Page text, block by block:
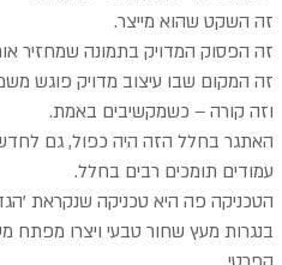
זה השקט שהוא מייצר.
זה הפסוק המדויק בתמונה שמחזיר
זה המקום שבו עיצוב מדויק פוגש
וזה קורה – כשמקשיבים באמת.
האתגר בחלל הזה היה כפול, גם לחדש
עמודים תומכים רבים בחלל.
הטכניקה פה היא טכניקה שנקראת
בנגרות מעץ שחור טבעי ויצרו מפתח